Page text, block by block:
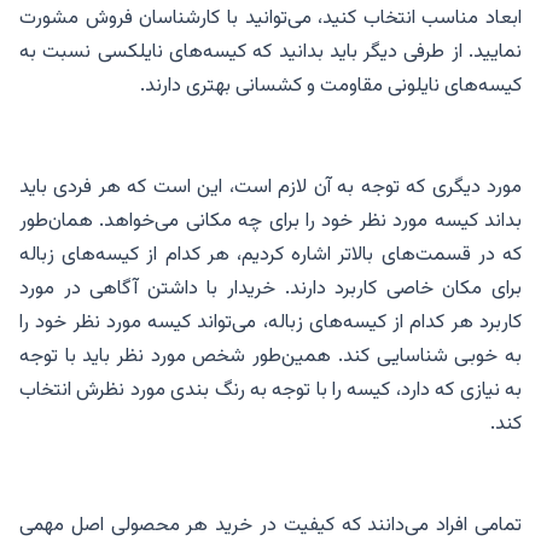
ابعاد مناسب انتخاب کنید، می‌توانید با کارشناسان فروش مشورت
نمایید. از طرفی دیگر باید بدانید که کیسه‌های نایلکسی نسبت به
کیسه‌های نایلونی مقاومت و کشسانی بهتری دارند.
مورد دیگری که توجه به آن لازم است، این است که هر فردی باید
بداند کیسه مورد نظر خود را برای چه مکانی می‌خواهد. همان‌طور
که در قسمت‌های بالاتر اشاره کردیم، هر کدام از کیسه‌های زباله
برای مکان خاصی کاربرد دارند. خریدار با داشتن آگاهی در مورد
کاربرد هر کدام از کیسه‌های زباله، می‌تواند کیسه مورد نظر خود را
به خوبی شناسایی کند. همین‌طور شخص مورد نظر باید با توجه
به نیازی که دارد، کیسه را با توجه به رنگ بندی مورد نظرش انتخاب
کند.
تمامی افراد می‌دانند که کیفیت در خرید هر محصولی اصل مهمی